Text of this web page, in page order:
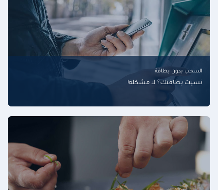
السحب بدون بطاقة
نسيت بطاقتك؟ لا مشكلة!